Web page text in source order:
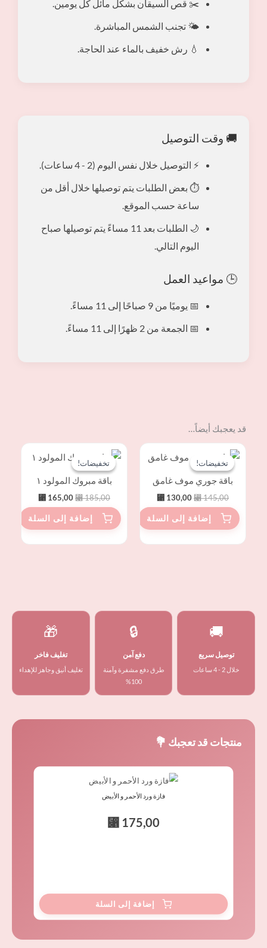
✂️ قص السيقان بشكل مائل كل يومين.
🌤️ تجنب الشمس المباشرة.
💧 رش خفيف بالماء عند الحاجة.
🚚 وقت التوصيل
⚡ التوصيل خلال نفس اليوم (2 - 4 ساعات).
⏱️ بعض الطلبات يتم توصيلها خلال أقل من
ساعة حسب الموقع.
🌙 الطلبات بعد 11 مساءً يتم توصيلها صباح
اليوم التالي.
🕒 مواعيد العمل
📅 يوميًا من 9 صباحًا إلى 11 مساءً.
📅 الجمعة من 2 ظهرًا إلى 11 مساءً.
قد يعجبك أيضاً…
تخفيضات!
تخفيضات!
باقة جوري موف غامق
⃁145,00
الأصلي
هو:
⃁ 130,00
السعر
الحالي
⃁ 130,00.
تخفيضات!
تخفيضات!
باقة مبروك المولود ١
⃁185,00
الأصلي
هو:
⃁ 185,00.
⃁ 165,00
السعر
الحالي
⃁ 165,00.
🚚
توصيل سريع
خلال 2 - 4 ساعات
🔒
دفع آمن
طرق دفع مشفرة وآمنة
100%
🎁
تغليف فاخر
تغليف أنيق وجاهز للإهداء
منتجات قد تعجبك 💐
فازة ورد الأحمر و الأبيض
⃁ 175,00